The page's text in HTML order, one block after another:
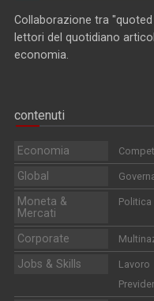
Collaborazione tra "quoted
lettori del quotidiano
economia.
contenuti
Economia
Global
Moneta &
Mercati
Politica
Corporate
Jobs & Skills Lavoro